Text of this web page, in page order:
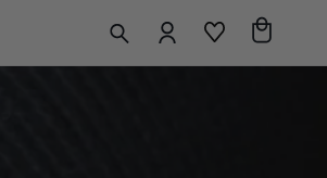
AnmeldenWarenkorb